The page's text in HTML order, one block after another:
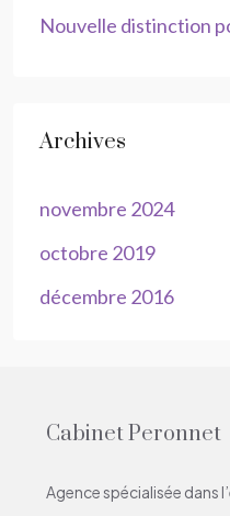
Nouvelle distinction
Archives
novembre 2024
octobre 2019
décembre 2016
Cabinet Peronnet
Agence spécialisée dans